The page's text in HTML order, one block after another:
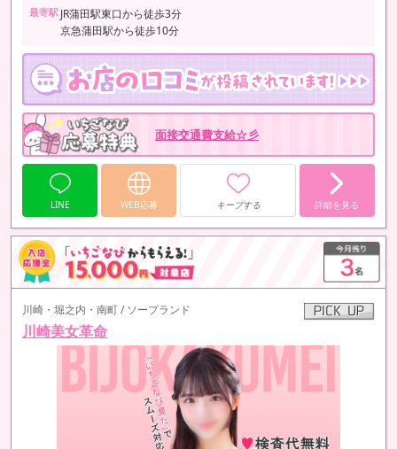
最寄駅 JR蒲田駅東口から徒歩3分
京急蒲田駅から徒歩10分
面接交通費支給☆彡
LINE WEB応募 キープする 詳細を見る
川崎・堀之内・南町 / ソープランド
川崎美女革命